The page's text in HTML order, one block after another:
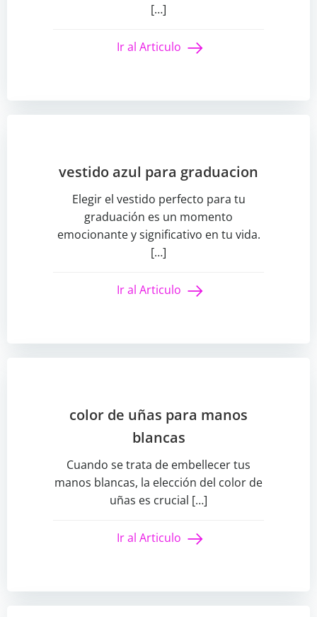
[…]
Ir al Articulo
vestido azul para graduacion
Elegir el vestido perfecto para tu
graduación es un momento
emocionante y significativo en tu vida.
[…]
Ir al Articulo
color de uñas para manos
blancas
Cuando se trata de embellecer tus
manos blancas, la elección del color de
uñas es crucial […]
Ir al Articulo